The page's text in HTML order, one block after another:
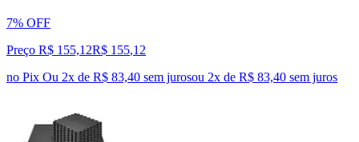
7% OFF
Preço R$ 155,12R$ 155,12
no Pix Ou 2x de R$ 83,40 sem jurosou 2x de R$ 83,40 sem juros